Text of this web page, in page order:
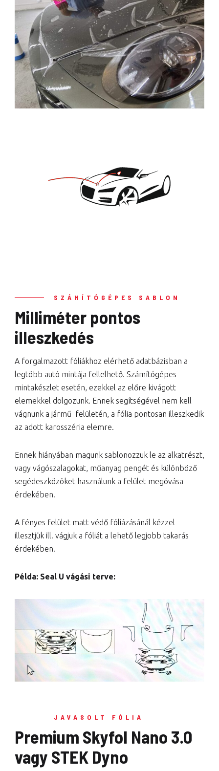
SZÁMÍTÓGÉPES SABLON
Milliméter pontos
illeszkedés
A forgalmazott fóliákhoz elérhető adatbázisban a
legtöbb autó mintája fellelhető. Számítógépes
mintakészlet esetén, ezekkel az előre kivágott
elemekkel dolgozunk. Ennek segítségével nem kell
vágnunk a jármű felületén, a fólia pontosan illeszkedik
az adott karosszéria elemre.
Ennek hiányában magunk sablonozzuk le az alkatrészt,
vagy vágószalagokat, műanyag pengét és különböző
segédeszközöket használunk a felület megóvása
érdekében.
A fényes felület matt védő fóliázásánál kézzel
illesztjük ill. vágjuk a fóliát a lehető legjobb takarás
érdekében.
Példa: Seal U vágási terve:
JAVASOLT FÓLIA
Premium Skyfol Nano 3.0
vagy STEK Dyno